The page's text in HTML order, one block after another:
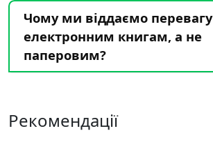
Чому ми віддаємо перевагу
електронним книгам, а не
паперовим?
Рекомендації